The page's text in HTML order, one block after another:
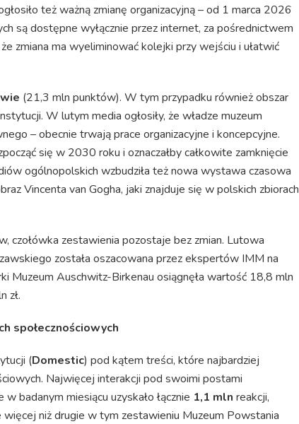
też ważną zmianę organizacyjną – od 1 marca 2026
są dostępne wyłącznie przez internet, za pośrednictwem
zmiana ma wyeliminować kolejki przy wejściu i ułatwić
(21,3 mln punktów). W tym przypadku również obszar
W lutym media ogłosiły, że władze muzeum
– obecnie trwają prace organizacyjne i koncepcyjne.
się w 2030 roku i oznaczałby całkowite zamknięcie
ogólnopolskich wzbudziła też nowa wystawa czasowa
Vincenta van Gogha, jaki znajduje się w polskich zbiorach
czołówka zestawienia pozostaje bez zmian. Lutowa
została oszacowana przez ekspertów IMM na
Muzeum Auschwitz-Birkenau osiągnęła wartość 18,8 mln
zł.
społecznościowych
(Domestic) pod kątem treści, które najbardziej
Najwięcej interakcji pod swoimi postami
badanym miesiącu uzyskało łącznie 1,1 mln reakcji,
niż drugie w tym zestawieniu Muzeum Powstania